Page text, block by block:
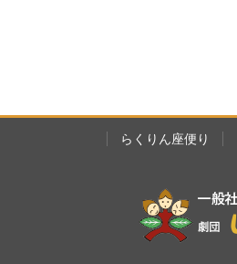
らくりん座便り